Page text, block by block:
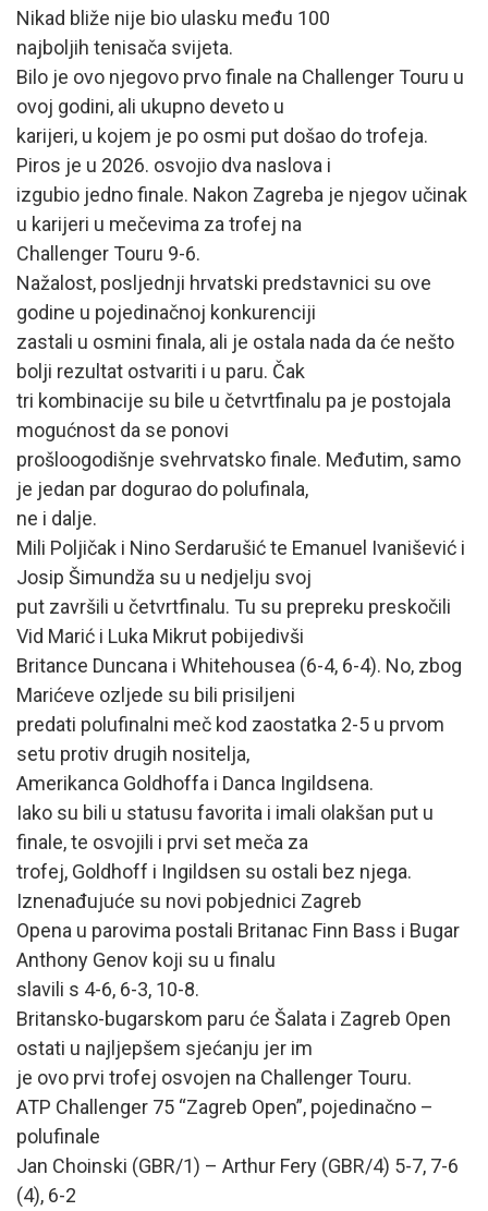
Nikad bliže nije bio ulasku među 100
najboljih tenisača svijeta.
Bilo je ovo njegovo prvo finale na Challenger Touru u
ovoj godini, ali ukupno deveto u
karijeri, u kojem je po osmi put došao do trofeja.
Piros je u 2026. osvojio dva naslova i
izgubio jedno finale. Nakon Zagreba je njegov učinak
u karijeri u mečevima za trofej na
Challenger Touru 9-6.
Nažalost, posljednji hrvatski predstavnici su ove
godine u pojedinačnoj konkurenciji
zastali u osmini finala, ali je ostala nada da će nešto
bolji rezultat ostvariti i u paru. Čak
tri kombinacije su bile u četvrtfinalu pa je postojala
mogućnost da se ponovi
prošloogodišnje svehrvatsko finale. Međutim, samo
je jedan par dogurao do polufinala,
ne i dalje.
Mili Poljičak i Nino Serdarušić te Emanuel Ivanišević i
Josip Šimundža su u nedjelju svoj
put završili u četvrtfinalu. Tu su prepreku preskočili
Vid Marić i Luka Mikrut pobijedivši
Britance Duncana i Whitehousea (6-4, 6-4). No, zbog
Marićeve ozljede su bili prisiljeni
predati polufinalni meč kod zaostatka 2-5 u prvom
setu protiv drugih nositelja,
Amerikanca Goldhoffa i Danca Ingildsena.
Iako su bili u statusu favorita i imali olakšan put u
finale, te osvojili i prvi set meča za
trofej, Goldhoff i Ingildsen su ostali bez njega.
Iznenađujuće su novi pobjednici Zagreb
Opena u parovima postali Britanac Finn Bass i Bugar
Anthony Genov koji su u finalu
slavili s 4-6, 6-3, 10-8.
Britansko-bugarskom paru će Šalata i Zagreb Open
ostati u najljepšem sjećanju jer im
je ovo prvi trofej osvojen na Challenger Touru.
ATP Challenger 75 “Zagreb Open”, pojedinačno –
polufinale
Jan Choinski (GBR/1) – Arthur Fery (GBR/4) 5-7, 7-6
(4), 6-2